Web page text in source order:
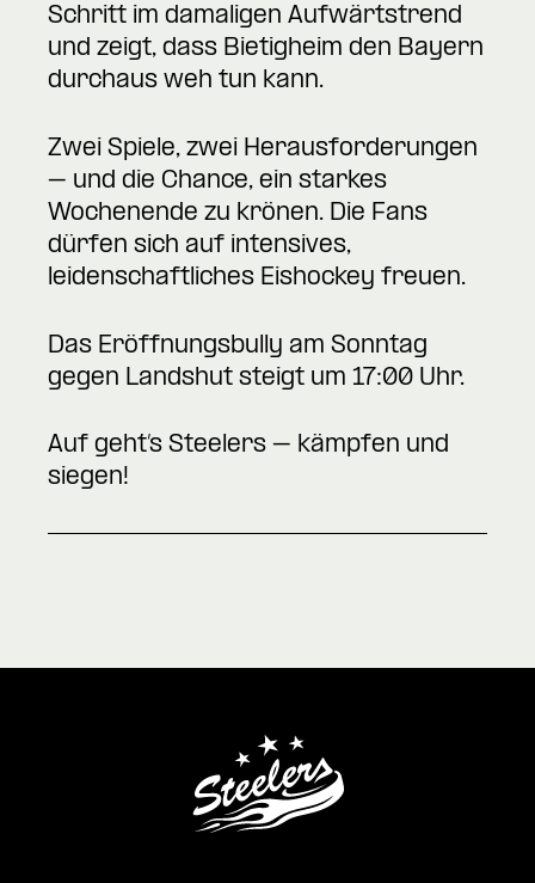
Schritt im damaligen Aufwärtstrend
und zeigt, dass Bietigheim den Bayern
durchaus weh tun kann.
Zwei Spiele, zwei Herausforderungen
– und die Chance, ein starkes
Wochenende zu krönen. Die Fans
dürfen sich auf intensives,
leidenschaftliches Eishockey freuen.
Das Eröffnungsbully am Sonntag
gegen Landshut steigt um 17:00 Uhr.
Auf geht’s Steelers – kämpfen und
siegen!